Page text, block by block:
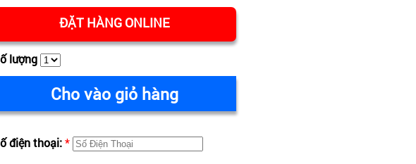
ĐẶT HÀNG ONLINE
lượng
Cho vào giỏ hàng
điện thoại:*